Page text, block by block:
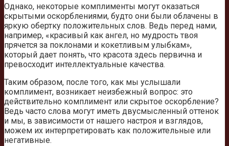
Однако, некоторые комплименты могут оказаться
скрытыми оскорблениями, будто они были облачены в
яркую обертку положительных слов. Ведь перед нами,
например, «красивый как ангел, но мудрость твоя
прячется за поклонами и кокетливым улыбкам»,
который дает понять, что красота здесь первична и
превосходит интеллектуальные качества.
Таким образом, после того, как мы услышали
комплимент, возникает неизбежный вопрос: это
действительно комплимент или скрытое оскорбление?
Ведь часто слова могут иметь двусмысленный оттенок
и мы, в зависимости от нашего настроя и взглядов,
можем их интерпретировать как положительные или
негативные.